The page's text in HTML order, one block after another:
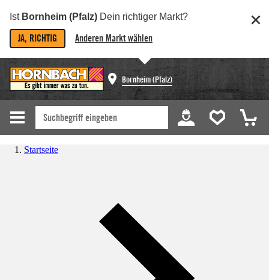
Ist Bornheim (Pfalz) Dein richtiger Markt?
JA, RICHTIG Anderen Markt wählen
Bornheim (Pfalz)
Startseite